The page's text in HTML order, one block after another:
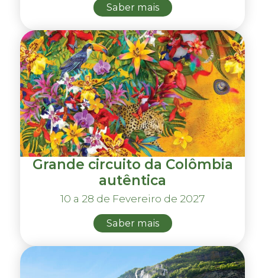
Saber mais
Grande circuito da Colômbia
autêntica
10 a 28 de Fevereiro de 2027
Saber mais